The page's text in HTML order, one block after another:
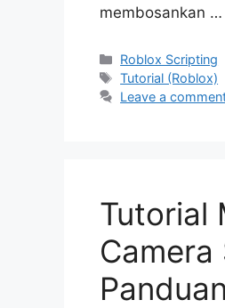
membosankan …
Categories
Roblox Scripting
Tags
Tutorial (Roblox)
Leave a
Tutorial
Camera